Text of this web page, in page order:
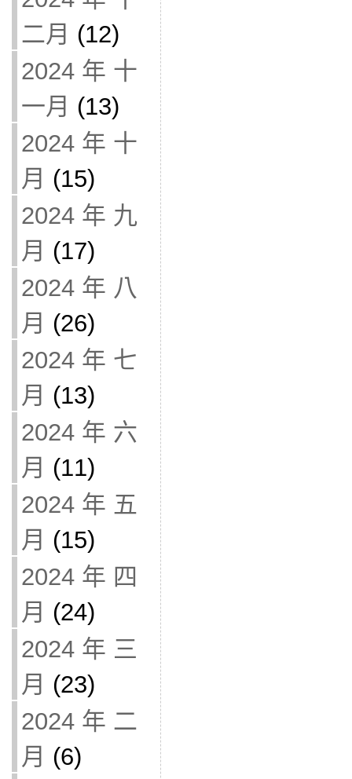
二月 (12)
2024 年 十
一月 (13)
2024 年 十
月 (15)
2024 年 九
月 (17)
2024 年 八
月 (26)
2024 年 七
月 (13)
2024 年 六
月 (11)
2024 年 五
月 (15)
2024 年 四
月 (24)
2024 年 三
月 (23)
2024 年 二
月 (6)